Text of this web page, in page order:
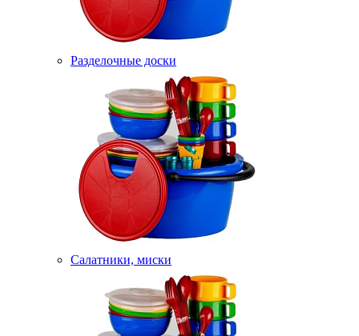
Разделочные доски
Салатники, миски